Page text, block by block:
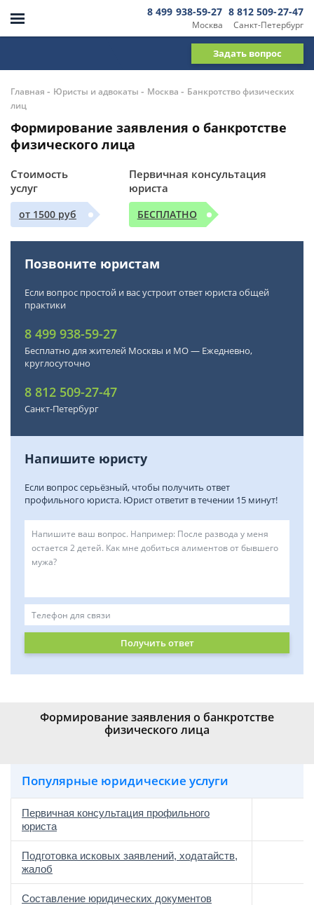
Москва
8 499 938-59-27
Санкт-Петербург
8 812 509-27-47
Задать вопрос
Главная - Юристы и адвокаты - Москва - Банкротство физических
лиц
Формирование заявления о банкротстве
физического лица
Стоимость
услуг
от 1500 руб
Первичная консультация
юриста
БЕСПЛАТНО
Позвоните юристам
Если вопрос простой и вас устроит ответ юриста общей
практики
8 499 938-59-27
Бесплатно для жителей Москвы и МО — Ежедневно,
круглосуточно
8 812 509-27-47
Санкт-Петербург
Напишите юристу
Если вопрос серьёзный, чтобы получить ответ
профильного юриста. Юрист ответит в течении 15 минут!
Получить ответ
Формирование заявления о банкротстве
физического лица
Популярные юридические услуги
Первичная консультация профильного
юриста
Подготовка исковых заявлений, ходатайств,
жалоб
Составление юридических документов